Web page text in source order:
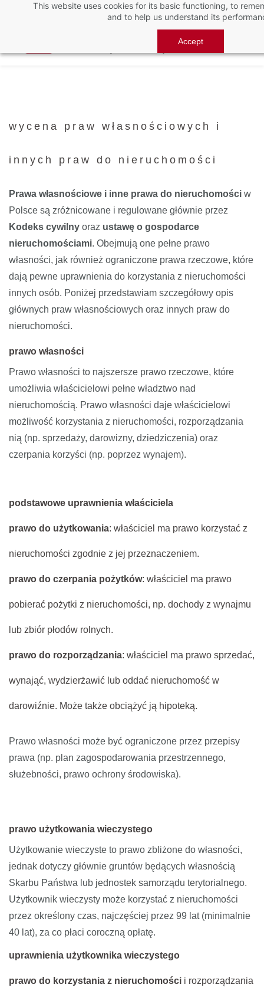
This website uses cookies for its basic functioning, to
and to help us understand its
Accept
content
wycena praw własnościowych i
innych praw do nieruchomości
Prawa własnościowe i inne prawa do nieruchomości w
Polsce są zróżnicowane i regulowane głównie przez
Kodeks cywilny oraz ustawę o gospodarce
nieruchomościami. Obejmują one pełne prawo
własności, jak również ograniczone prawa rzeczowe, które
dają pewne uprawnienia do korzystania z nieruchomości
innych osób. Poniżej przedstawiam szczegółowy opis
głównych praw własnościowych oraz innych praw do
nieruchomości.
prawo własności
Prawo własności to najszersze prawo rzeczowe, które
umożliwia właścicielowi pełne władztwo nad
nieruchomością. Prawo własności daje właścicielowi
możliwość korzystania z nieruchomości, rozporządzania
nią (np. sprzedaży, darowizny, dziedziczenia) oraz
czerpania korzyści (np. poprzez wynajem).
podstawowe uprawnienia właściciela
prawo do użytkowania: właściciel ma prawo korzystać z
nieruchomości zgodnie z jej przeznaczeniem.
prawo do czerpania pożytków: właściciel ma prawo
pobierać pożytki z nieruchomości, np. dochody z wynajmu
lub zbiór płodów rolnych.
prawo do rozporządzania: właściciel ma prawo sprzedać,
wynająć, wydzierżawić lub oddać nieruchomość w
darowiźnie. Może także obciążyć ją hipoteką.
Prawo własności może być ograniczone przez przepisy
prawa (np. plan zagospodarowania przestrzennego,
służebności, prawo ochrony środowiska).
prawo użytkowania wieczystego
Użytkowanie wieczyste to prawo zbliżone do własności,
jednak dotyczy głównie gruntów będących własnością
Skarbu Państwa lub jednostek samorządu terytorialnego.
Użytkownik wieczysty może korzystać z nieruchomości
przez określony czas, najczęściej przez 99 lat (minimalnie
40 lat), za co płaci coroczną opłatę.
uprawnienia użytkownika wieczystego
prawo do korzystania z nieruchomości i rozporządzania